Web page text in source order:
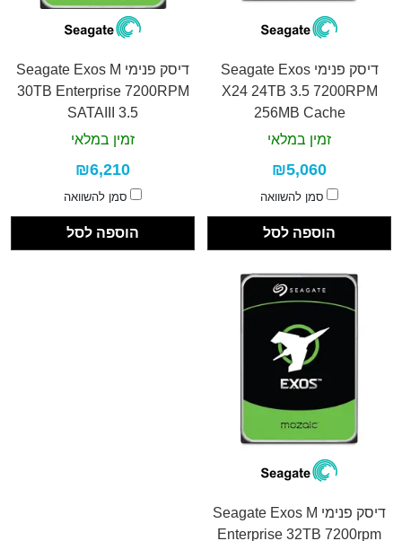
דיסק פנימי Seagate Exos
X24 24TB 3.5 7200RPM
256MB Cache
זמין במלאי
₪5,060
סמן להשוואה
הוספה לסל
דיסק פנימי Seagate Exos M
30TB Enterprise 7200RPM
SATAIII 3.5
זמין במלאי
₪6,210
סמן להשוואה
הוספה לסל
דיסק פנימי Seagate Exos M
Enterprise 32TB 7200rpm